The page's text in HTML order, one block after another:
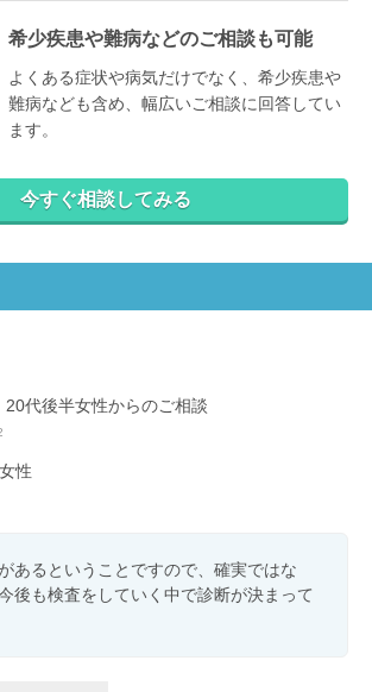
希少疾患や難病などのご相談も可能
よくある症状や病気だけでなく、希少疾患や
難病なども含め、幅広いご相談に回答してい
ます。
今すぐ相談してみる
20代後半女性からのご相談
性
あるということですので、確実ではな
後も検査をしていく中で診断が決まって